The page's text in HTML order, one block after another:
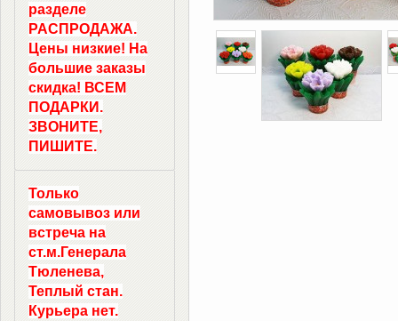
разделе
РАСПРОДАЖА.
Цены низкие! На
большие заказы
скидка! ВСЕМ
ПОДАРКИ.
ЗВОНИТЕ,
ПИШИТЕ.
Только
самовывоз или
встреча на
ст.м.Генерала
Тюленева,
Теплый стан.
Курьера нет.